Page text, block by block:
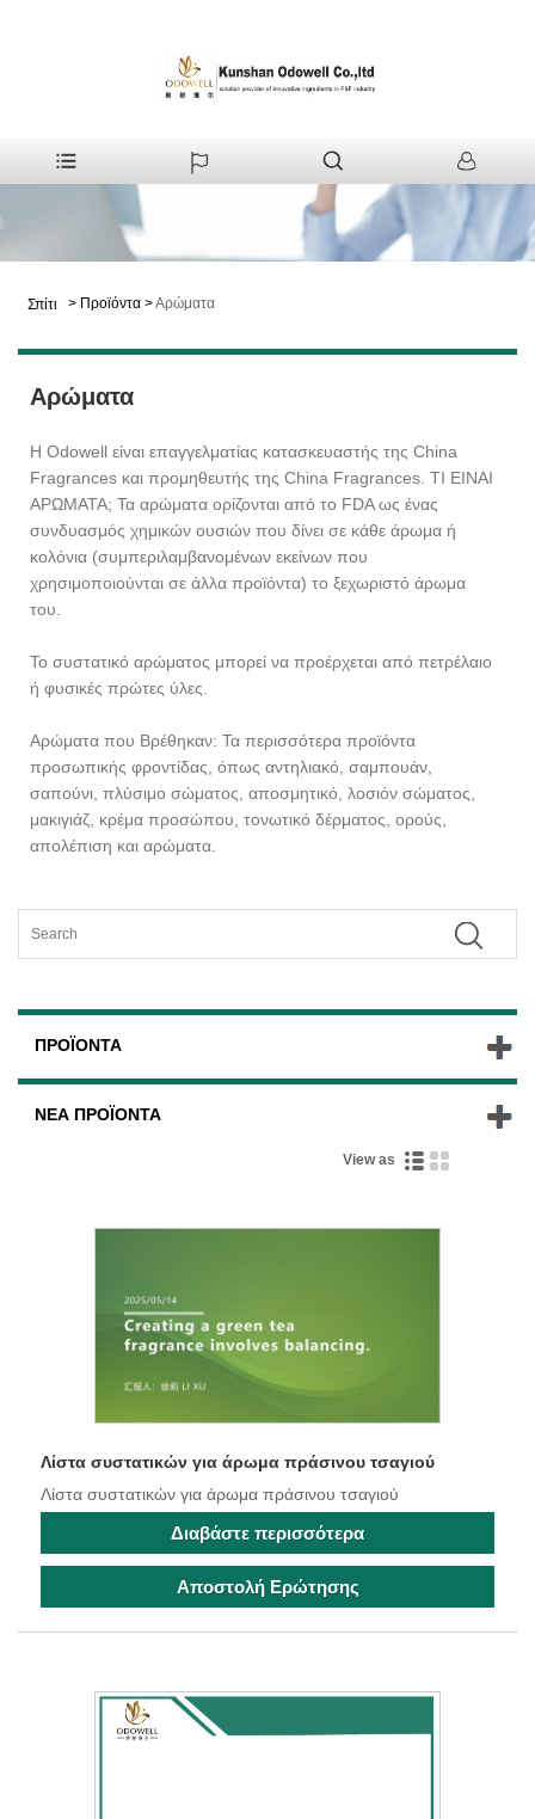
Σπίτι > Προϊόντα >Αρώματα
Αρώματα
Η Odowell είναι επαγγελματίας κατασκευαστής της China
Fragrances και προμηθευτής της China Fragrances. ΤΙ ΕΙΝΑΙ
ΑΡΩΜΑΤΑ; Τα αρώματα ορίζονται από το FDA ως ένας
συνδυασμός χημικών ουσιών που δίνει σε κάθε άρωμα ή
κολόνια (συμπεριλαμβανομένων εκείνων που
χρησιμοποιούνται σε άλλα προϊόντα) το ξεχωριστό άρωμα
του.
Το συστατικό αρώματος μπορεί να προέρχεται από πετρέλαιο
ή φυσικές πρώτες ύλες.
Αρώματα που Βρέθηκαν: Τα περισσότερα προϊόντα
προσωπικής φροντίδας, όπως αντηλιακό, σαμπουάν,
σαπούνι, πλύσιμο σώματος, αποσμητικό, λοσιόν σώματος,
μακιγιάζ, κρέμα προσώπου, τονωτικό δέρματος, ορούς,
απολέπιση και αρώματα.
ΠΡΟΪΌΝΤΑ
ΝΈΑ ΠΡΟΪΌΝΤΑ
View as
Λίστα συστατικών για άρωμα πράσινου τσαγιού
Λίστα συστατικών για άρωμα πράσινου τσαγιού
Διαβάστε περισσότερα
Αποστολή Ερώτησης